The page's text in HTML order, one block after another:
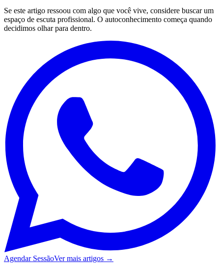
Se este artigo ressoou com algo que você vive, considere buscar um
espaço de escuta profissional. O autoconhecimento começa quando
decidimos olhar para dentro.
Agendar SessãoVer mais artigos →